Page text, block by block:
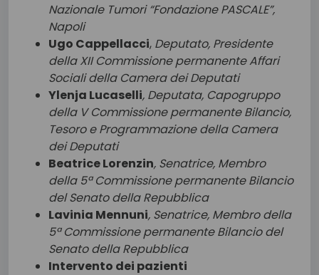
Nazionale Tumori “Fondazione PASCALE”,
Napoli
Ugo Cappellacci, Deputato, Presidente
della XII Commissione permanente Affari
Sociali della Camera dei Deputati
Ylenja Lucaselli, Deputata, Capogruppo
della V Commissione permanente Bilancio,
Tesoro e Programmazione della Camera
dei Deputati
Beatrice Lorenzin, Senatrice, Membro
della 5ª Commissione permanente Bilancio
del Senato della Repubblica
Lavinia Mennuni, Senatrice, Membro della
5ª Commissione permanente Bilancio del
Senato della Repubblica
Intervento dei pazienti